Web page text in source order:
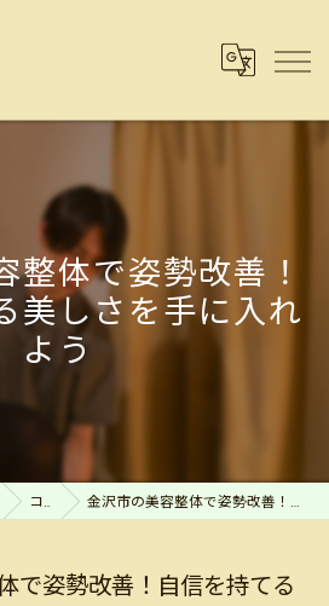
整体で姿勢改善！
美しさを手に入れ
よう
コラム 金沢市の美容整体で姿勢改善！自信を持てる美しさを手に入れよう
で姿勢改善！自信を持てる